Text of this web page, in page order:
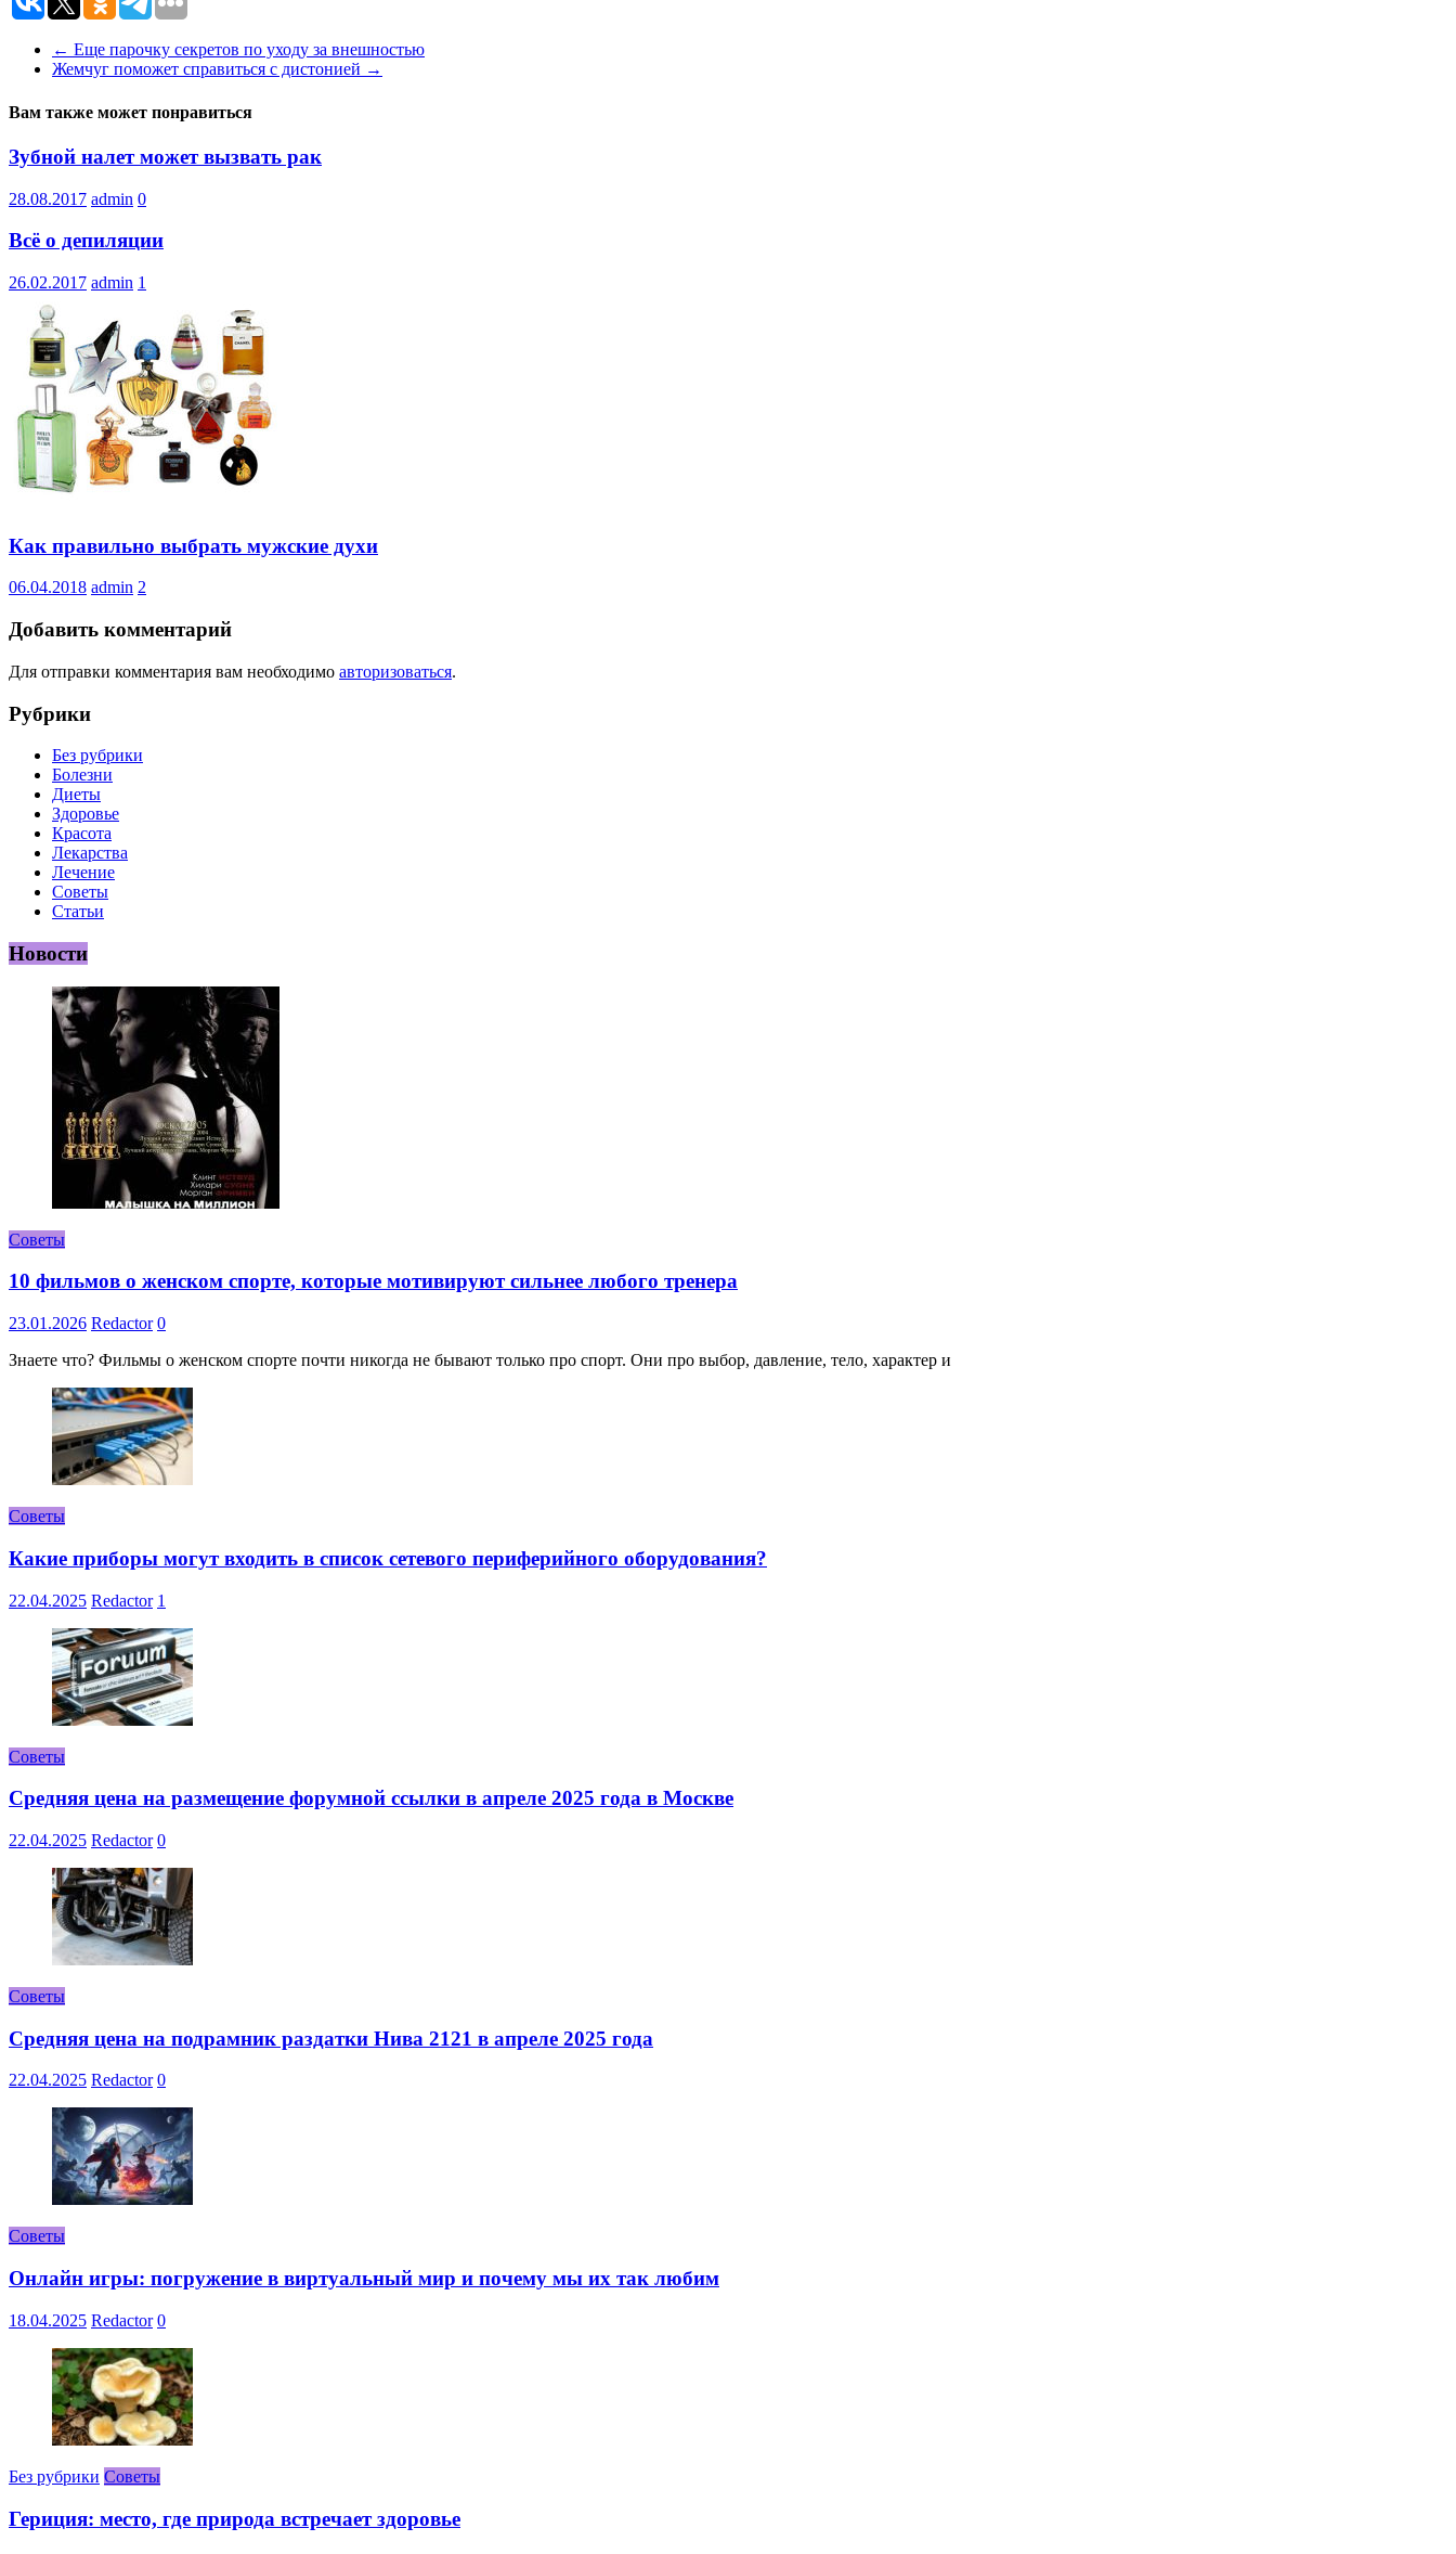
← Еще парочку секретов по уходу за внешностью
Жемчуг поможет справиться с дистонией →
Вам также может понравиться
Зубной налет может вызвать рак
28.08.2017 admin 0
Всё о депиляции
26.02.2017 admin 1
Как правильно выбрать мужские духи
06.04.2018 admin 2
Добавить комментарий
Для отправки комментария вам необходимо авторизоваться.
Рубрики
Без рубрики
Болезни
Диеты
Здоровье
Красота
Лекарства
Лечение
Советы
Статьи
Новости
Советы
10 фильмов о женском спорте, которые мотивируют сильнее любого тренера
23.01.2026 Redactor 0
Знаете что? Фильмы о женском спорте почти никогда не бывают только про спорт. Они про выбор, давление, тело, характер и
Советы
Какие приборы могут входить в список сетевого периферийного оборудования?
22.04.2025 Redactor 1
Советы
Средняя цена на размещение форумной ссылки в апреле 2025 года в Москве
22.04.2025 Redactor 0
Советы
Средняя цена на подрамник раздатки Нива 2121 в апреле 2025 года
22.04.2025 Redactor 0
Советы
Онлайн игры: погружение в виртуальный мир и почему мы их так любим
18.04.2025 Redactor 0
Без рубрики Советы
Гериция: место, где природа встречает здоровье